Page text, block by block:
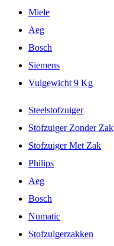
Miele
Aeg
Bosch
Siemens
Vulgewicht 9 Kg
Steelstofzuiger
Stofzuiger Zonder Zak
Stofzuiger Met Zak
Philips
Aeg
Bosch
Numatic
Stofzuigerzakken